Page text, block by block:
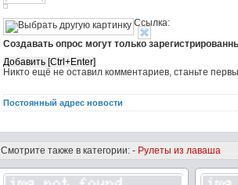
Ссылка:
Создавать опрос могут только
Никто ещё не оставил комментариев, станьте
Постоянный адрес новости
Смотрите также в категории: - Рулеты из лаваша